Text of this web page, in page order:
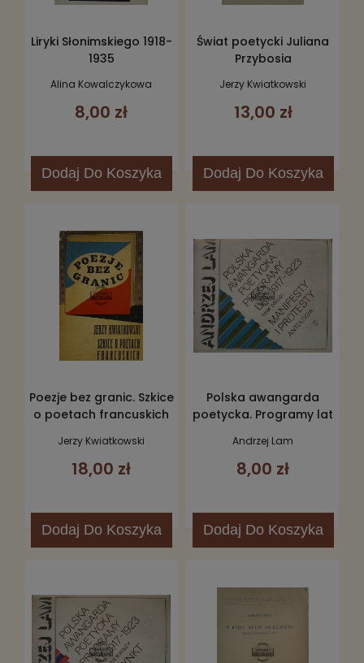
Liryki Słonimskiego 1918-
1935
Alina Kowalczykowa
8,00 zł
Dodaj Do Koszyka
Świat poetycki Juliana
Przybosia
Jerzy Kwiatkowski
13,00 zł
Dodaj Do Koszyka
Poezje bez granic. Szkice
o poetach francuskich
Jerzy Kwiatkowski
18,00 zł
Dodaj Do Koszyka
Polska awangarda
poetycka. Programy lat
Manifesty i protesty,
Antologia
Andrzej Lam
8,00 zł
Dodaj Do Koszyka